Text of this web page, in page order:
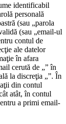
identificabil
personală
(sau „parola
(sau „email-ul
contul de
ale datelor
în afara
cerută de „” în
la discreţia „”. În
din contul
atât, în contul
a primi email-